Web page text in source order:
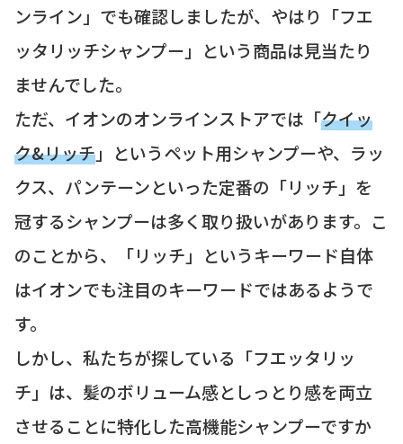
ンライン」でも確認しましたが、やはり「フエ
ッタリッチシャンプー」という商品は見当たり
ませんでした。
ただ、イオンのオンラインストアでは「クイッ
ク&リッチ」というペット用シャンプーや、ラッ
クス、パンテーンといった定番の「リッチ」を
冠するシャンプーは多く取り扱いがあります。こ
のことから、「リッチ」というキーワード自体
はイオンでも注目のキーワードではあるようで
す。
しかし、私たちが探している「フエッタリッ
チ」は、髪のボリューム感としっとり感を両立
させることに特化した高機能シャンプーですか